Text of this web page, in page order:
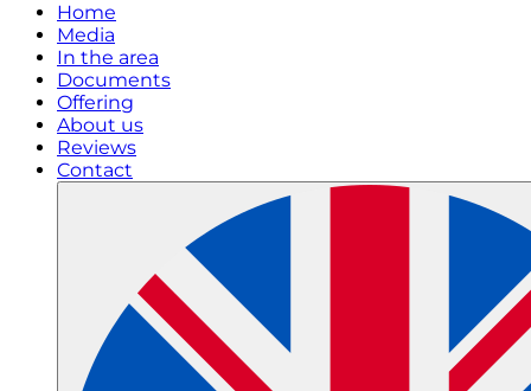
Home
Media
In the area
Documents
Offering
About us
Reviews
Contact